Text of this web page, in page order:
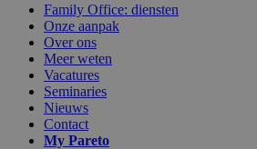
Family Office: diensten
Onze aanpak
Over ons
Meer weten
Vacatures
Seminaries
Nieuws
Contact
My Pareto